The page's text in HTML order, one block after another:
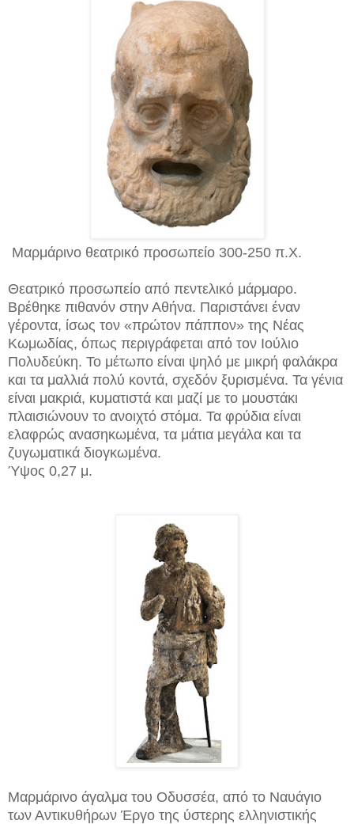
Μαρμάρινο θεατρικό προσωπείο 300-250 π.Χ.
Θεατρικό προσωπείο από πεντελικό μάρμαρο.
Βρέθηκε πιθανόν στην Αθήνα. Παριστάνει έναν
γέροντα, ίσως τον «πρώτον πάππον» της Νέας
Κωμωδίας, όπως περιγράφεται από τον Ιούλιο
Πολυδεύκη. Το μέτωπο είναι ψηλό με μικρή φαλάκρα
και τα μαλλιά πολύ κοντά, σχεδόν ξυρισμένα. Τα γένια
είναι μακριά, κυματιστά και μαζί με το μουστάκι
πλαισιώνουν το ανοιχτό στόμα. Τα φρύδια είναι
ελαφρώς ανασηκωμένα, τα μάτια μεγάλα και τα
ζυγωματικά διογκωμένα.
Ύψος 0,27 μ.
Μαρμάρινο άγαλμα του Oδυσσέα, από το Ναυάγιο
των Αντικυθήρων Έργο της ύστερης ελληνιστικής